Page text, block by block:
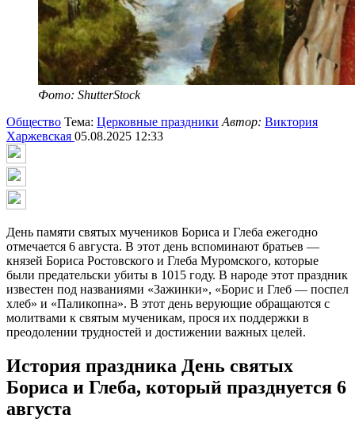
Фото: ShutterStock
Общество Тема: Церковные праздники Автор: Виктория
Харжевская 05.08.2025 12:33
День памяти святых мучеников Бориса и Глеба ежегодно
отмечается 6 августа. В этот день вспоминают братьев —
князей Бориса Ростовского и Глеба Муромского, которые
были предательски убиты в 1015 году. В народе этот праздник
известен под названиями «Зажинки», «Борис и Глеб — поспел
хлеб» и «Паликопна». В этот день верующие обращаются с
молитвами к святым мученикам, прося их поддержки в
преодолении трудностей и достижении важных целей.
История праздника День святых
Бориса и Глеба, который празднуется 6
августа